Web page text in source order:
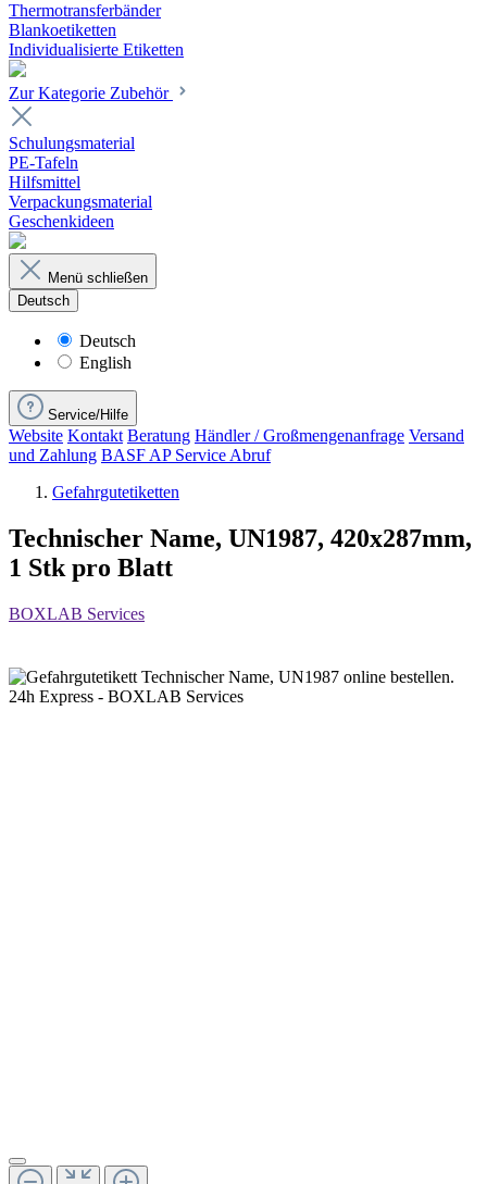
Thermotransferbänder
Blankoetiketten
Individualisierte Etiketten
Zur Kategorie Zubehör
Schulungsmaterial
PE-Tafeln
Hilfsmittel
Verpackungsmaterial
Geschenkideen
Menü schließen
Deutsch
Deutsch
English
Service/Hilfe
Website Kontakt Beratung Händler / Großmengenanfrage Versand
und Zahlung BASF AP Service Abruf
Gefahrgutetiketten
Technischer Name, UN1987, 420x287mm,
1 Stk pro Blatt
BOXLAB Services